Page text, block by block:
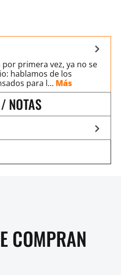
primera vez, ya no se
hablamos de los
para l… Más
NOTAS
COMPRAN